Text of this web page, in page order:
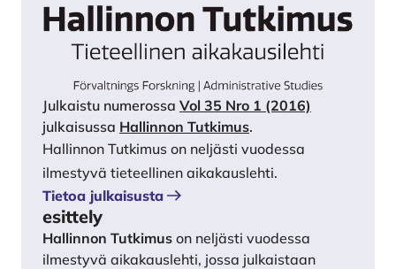
Julkaistu numerossa Vol 35 Nro 1 (2016)
julkaisussa Hallinnon Tutkimus.
Hallinnon Tutkimus on neljästi vuodessa
ilmestyvä tieteellinen aikakauslehti.
Tietoa julkaisusta
esittely
Hallinnon Tutkimus on neljästi vuodessa
ilmestyvä aikakauslehti, jossa julkaistaan